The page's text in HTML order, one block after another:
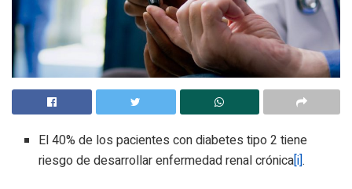
El 40% de los pacientes con diabetes tipo 2 tiene
riesgo de desarrollar enfermedad renal crónica[i].